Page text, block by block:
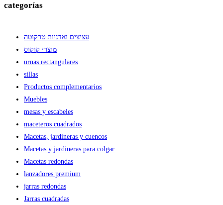
categorías
עציצים ואדניות טרקוטה
מוצרי קוקוס
urnas rectangulares
sillas
Productos complementarios
Muebles
mesas y escabeles
maceteros cuadrados
Macetas, jardineras y cuencos
Macetas y jardineras para colgar
Macetas redondas
lanzadores premium
jarras redondas
Jarras cuadradas